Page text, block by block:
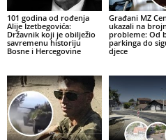
101 godina od rođenja
Alije Izetbegovića:
Državnik koji je obilježio
savremenu historiju
Bosne i Hercegovine
Građani MZ
ukazali na
probleme: Od
parkinga do
djece